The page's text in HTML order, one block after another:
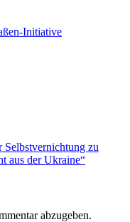
Initiative
zu
aus der Ukraine“
abzugeben.